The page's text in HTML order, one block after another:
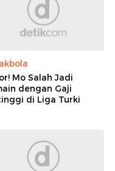
Mo Salah Jadi
dengan Gaji
di Liga Turki